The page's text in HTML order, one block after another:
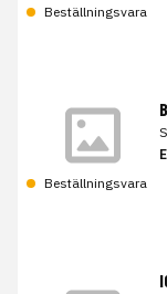
Beställningsvara
Beställningsvara